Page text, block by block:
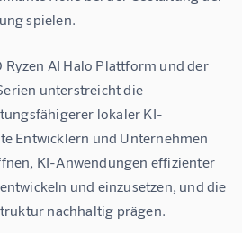
spielen.
AI Halo Plattform und der
unterstreicht die
lokaler KI-
Entwicklern und Unternehmen
KI-Anwendungen effizienter
und einzusetzen, und die
nachhaltig prägen.